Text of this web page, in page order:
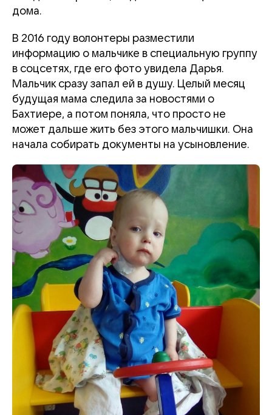
дома.
В 2016 году волонтеры разместили
информацию о мальчике в специальную группу
в соцсетях, где его фото увидела Дарья.
Мальчик сразу запал ей в душу. Целый месяц
будущая мама следила за новостями о
Бахтиере, а потом поняла, что просто не
может дальше жить без этого мальчишки. Она
начала собирать документы на усыновление.